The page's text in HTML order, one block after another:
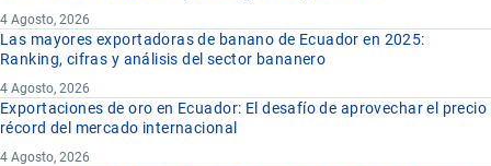
4 Agosto, 2026
Las mayores exportadoras de banano de Ecuador en 2025:
Ranking, cifras y análisis del sector bananero
4 Agosto, 2026
Exportaciones de oro en Ecuador: El desafío de aprovechar el precio
récord del mercado internacional
4 Agosto, 2026